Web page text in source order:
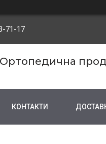
71-17
Ортопедична
КОНТАКТИ